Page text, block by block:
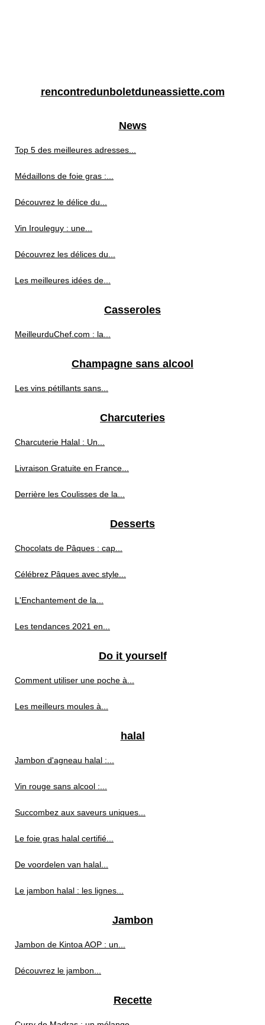
rencontredunboletduneassiette.com
News
Top 5 des meilleures adresses...
Médaillons de foie gras :...
Découvrez le délice du...
Vin Irouleguy : une...
Découvrez les délices du...
Les meilleures idées de...
Casseroles
MeilleurduChef.com : la...
Champagne sans alcool
Les vins pétillants sans...
Charcuteries
Charcuterie Halal : Un...
Livraison Gratuite en France...
Derrière les Coulisses de la...
Desserts
Chocolats de Pâques : cap...
Célébrez Pâques avec style...
L'Enchantement de la...
Les tendances 2021 en...
Do it yourself
Comment utiliser une poche à...
Les meilleurs moules à...
halal
Jambon d'agneau halal :...
Vin rouge sans alcool :...
Succombez aux saveurs uniques...
Le foie gras halal certifié...
De voordelen van halal...
Le jambon halal : les lignes...
Jambon
Jambon de Kintoa AOP : un...
Découvrez le jambon...
Recette